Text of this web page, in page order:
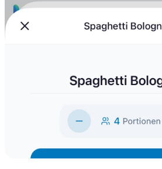
Przydzielaj zadania członkom
miej wszystko pod kontrolą.